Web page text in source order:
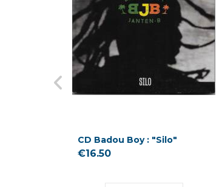
CD Badou Boy : "Silo"
€16.50